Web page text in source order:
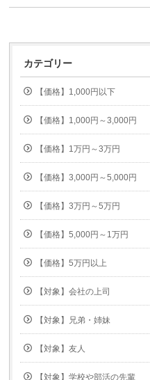
カテゴリー
【価格】1,000円以下
【価格】1,000円～3,000円
【価格】1万円～3万円
【価格】3,000円～5,000円
【価格】3万円～5万円
【価格】5,000円～1万円
【価格】5万円以上
【対象】会社の上司
【対象】兄弟・姉妹
【対象】友人
【対象】学校や部活の先輩